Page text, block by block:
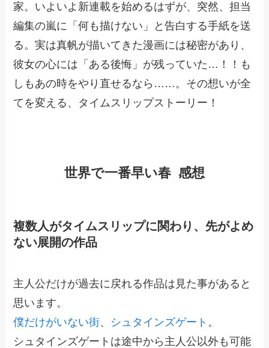
家。いよいよ新連載を始めるはずが、突然、担当
編集の嵐に「何も描けない」と告白する手紙を送
る。実は真帆が描いてきた漫画には秘密があり、
彼女の心には「ある後悔」が残っていた…！！も
しもあの時をやり直せるなら……。その想いが全
てを変える、タイムスリップストーリー！
世界で一番早い春 感想
複数人がタイムスリップに関わり、先がよめ
ない展開の作品
主人公だけが過去に戻れる作品は見た事があると
思います。
僕だけがいない街、 シュタインズゲート 。
シュタインズゲートは途中から主人公以外も可能